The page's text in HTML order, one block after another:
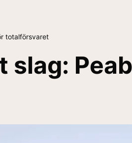
totalförsvaret
slag: